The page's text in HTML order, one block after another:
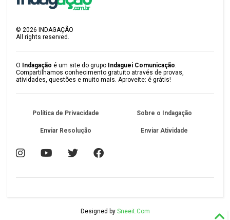
©2026 INDAGAÇÃO
All rights reserved.
O Indagação é um site do grupo Indaguei Comunicação.
Compartilhamos conhecimento gratuito através de provas,
atividades, questões e muito mais. Aproveite: é grátis!
Política de Privacidade Sobre o Indagação
Enviar Resolução Enviar Atividade
Designed by Sneeit.Com